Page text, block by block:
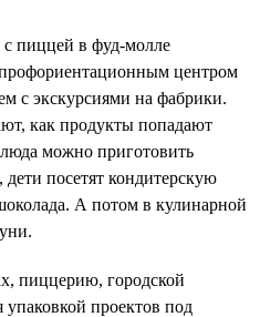
с пиццей в фуд-молле
центром
с экскурсиями на фабрики.
как продукты попадают
можно приготовить
посетят кондитерскую
А потом в кулинарной
пиццерию, городской
проектов под